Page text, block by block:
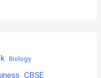
Biology
CBSE